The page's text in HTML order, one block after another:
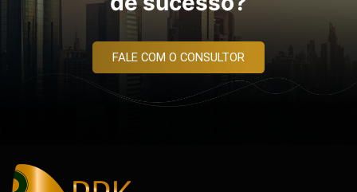
FALE COM O CONSULTOR